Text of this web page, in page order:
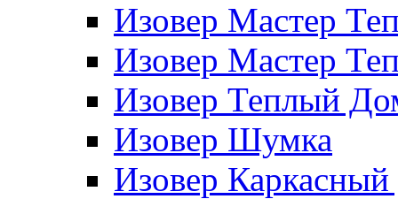
Изовер Мастер
Изовер Мастер
Изовер Теплый
Изовер Шумка
Изовер